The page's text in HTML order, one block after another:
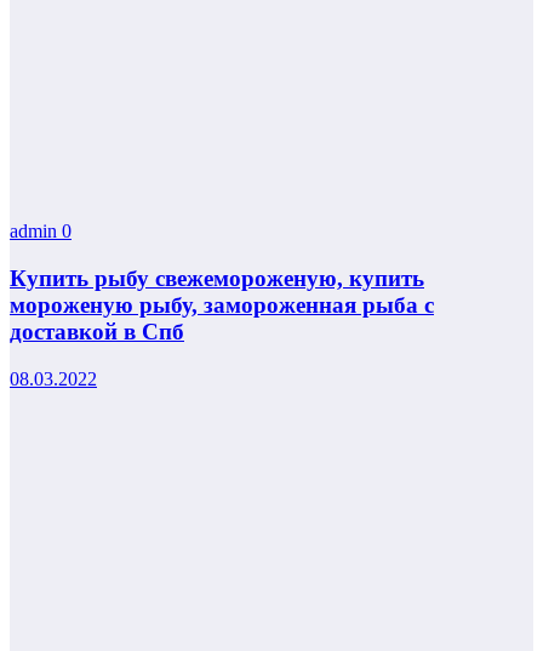
admin 0
Купить рыбу свежемороженую, купить
мороженую рыбу, замороженная рыба с
доставкой в Спб
08.03.2022